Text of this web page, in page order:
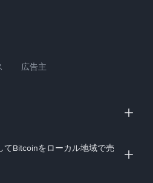
広告主
てBitcoinをローカル地域で売